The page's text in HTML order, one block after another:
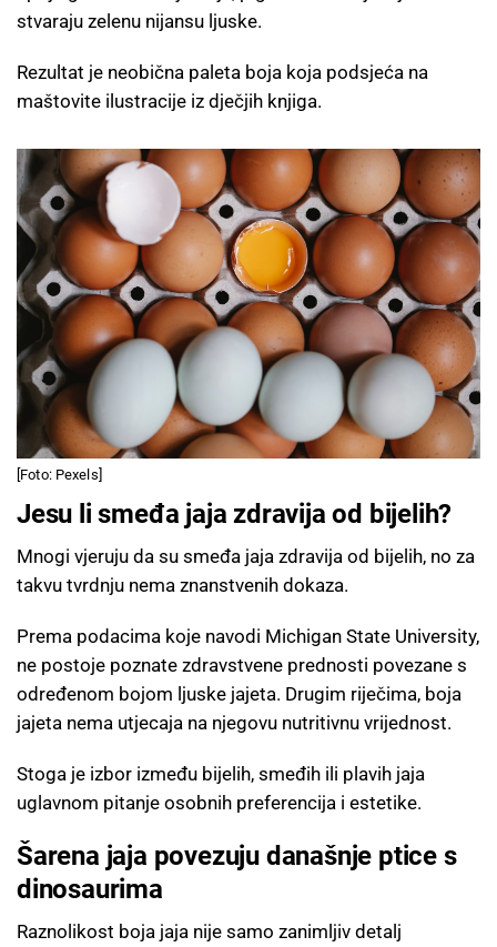
stvaraju zelenu nijansu ljuske.
Rezultat je neobična paleta boja koja podsjeća na
maštovite ilustracije iz dječjih knjiga.
[Foto: Pexels]
Jesu li smeđa jaja zdravija od bijelih?
Mnogi vjeruju da su smeđa jaja zdravija od bijelih, no za
takvu tvrdnju nema znanstvenih dokaza.
Prema podacima koje navodi Michigan State University,
ne postoje poznate zdravstvene prednosti povezane s
određenom bojom ljuske jajeta. Drugim riječima, boja
jajeta nema utjecaja na njegovu nutritivnu vrijednost.
Stoga je izbor između bijelih, smeđih ili plavih jaja
uglavnom pitanje osobnih preferencija i estetike.
Šarena jaja povezuju današnje ptice s
dinosaurima
Raznolikost boja jaja nije samo zanimljiv detalj